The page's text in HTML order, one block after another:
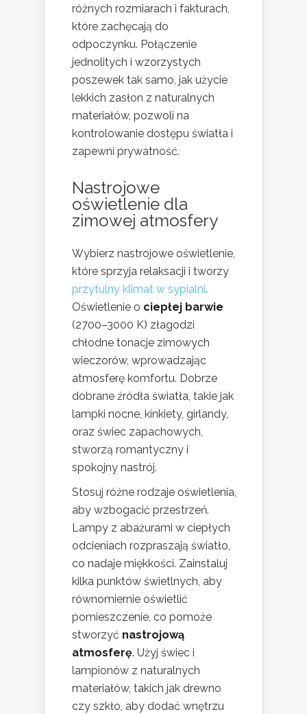
różnych rozmiarach i fakturach,
które zachęcają do
odpoczynku. Połączenie
jednolitych i wzorzystych
poszewek tak samo, jak użycie
lekkich zasłon z naturalnych
materiałów, pozwoli na
kontrolowanie dostępu światła i
zapewni prywatność.
Nastrojowe
oświetlenie dla
zimowej atmosfery
Wybierz nastrojowe oświetlenie,
które sprzyja relaksacji i tworzy
przytulny klimat w sypialni.
Oświetlenie o ciepłej barwie
(2700–3000 K) złagodzi
chłodne tonacje zimowych
wieczorów, wprowadzając
atmosferę komfortu. Dobrze
dobrane źródła światła, takie jak
lampki nocne, kinkiety, girlandy,
oraz świec zapachowych,
stworzą romantyczny i
spokojny nastrój.
Stosuj różne rodzaje oświetlenia,
aby wzbogacić przestrzeń.
Lampy z abażurami w ciepłych
odcieniach rozpraszają światło,
co nadaje miękkości. Zainstaluj
kilka punktów świetlnych, aby
równomiernie oświetlić
pomieszczenie, co pomoże
stworzyć nastrojową
atmosferę. Użyj świec i
lampionów z naturalnych
materiałów, takich jak drewno
czy szkło, aby dodać wnętrzu